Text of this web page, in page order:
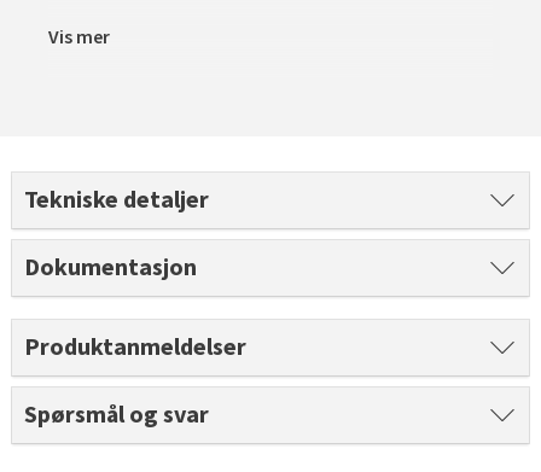
Vis mer
Tekniske detaljer
Dokumentasjon
Produktanmeldelser
Spørsmål og svar